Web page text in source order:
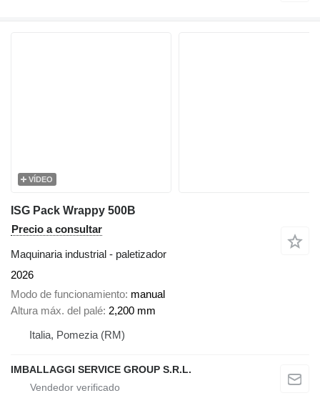
VÍDEO
ISG Pack Wrappy 500B
Precio a consultar
Maquinaria industrial - paletizador
2026
Modo de funcionamiento manual
Altura máx. del palé 2,200 mm
Italia, Pomezia (RM)
IMBALLAGGI SERVICE GROUP S.R.L.